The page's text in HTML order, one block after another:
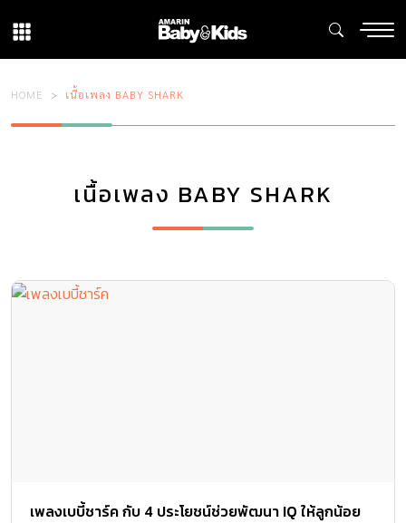
HOME เนื้อเพลง BABY SHARK
เนื้อเพลง BABY SHARK
เพลงเบบี้ชาร์ค กับ 4 ประโยชน์ช่วยพัฒนา IQ ให้ลูกน้อย